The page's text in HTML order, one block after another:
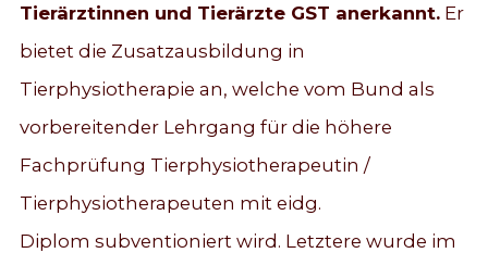
Tierärztinnen und Tierärzte GST anerkannt.Er
bietet die Zusatzausbildung in
Tierphysiotherapie an, welche vom Bund als
vorbereitender Lehrgang für die höhere
Fachprüfung Tierphysiotherapeutin /
Tierphysiotherapeuten mit eidg.
Diplom subventioniert wird. Letztere wurde im